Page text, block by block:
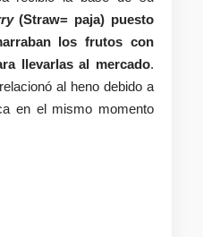
(Straw= paja) puesto
los frutos con
llevarlas al mercado.
al heno debido a
en el mismo momento